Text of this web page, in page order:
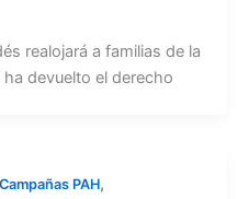
realojará a familias de la
ha devuelto el derecho
Campañas PAH,